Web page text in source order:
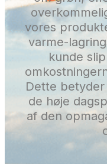
vores
varme-
kunde
Dette
de høje
af den